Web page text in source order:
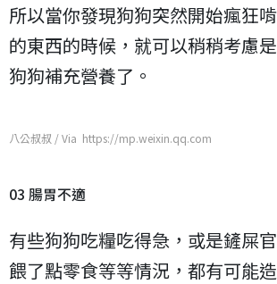
所以當你發現狗狗突然開始瘋狂
的東西的時候，就可以稍稍考慮
狗狗補充營養了。
八公叔叔 / Via https://mp.weixin.qq.com
03 腸胃不適
有些狗狗吃糧吃得急，或是鏟屎
餵了點零食等等情況，都有可能